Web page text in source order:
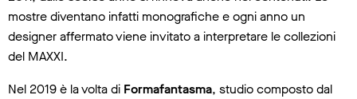
mostre diventano infatti monografiche e ogni anno un
designer affermato viene invitato a interpretare le collezioni
del MAXXI.
Nel 2019 è la volta di Formafantasma, studio composto dal